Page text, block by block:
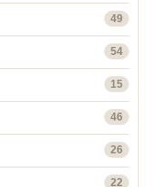
49
54
15
46
26
22